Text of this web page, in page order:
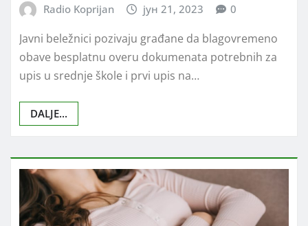
Radio Koprijan јун 21, 2023 0
Javni beležnici pozivaju građane da blagovremeno
obave besplatnu overu dokumenata potrebnih za
upis u srednje škole i prvi upis na…
DALJE...